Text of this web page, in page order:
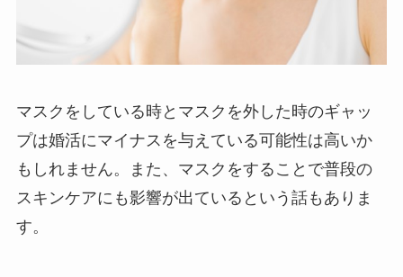
マスクをしている時とマスクを外した時のギャッ
プは婚活にマイナスを与えている可能性は高いか
もしれません。また、マスクをすることで普段の
スキンケアにも影響が出ているという話もありま
す。